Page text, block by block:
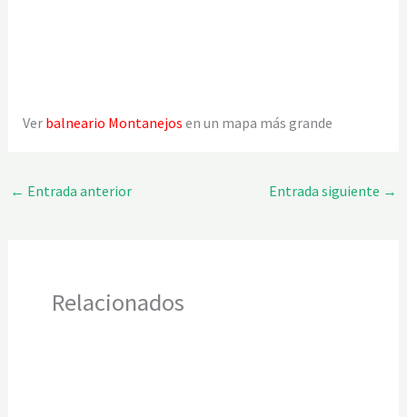
Ver balneario Montanejos en un mapa más grande
← Entrada anterior Entrada siguiente →
Relacionados